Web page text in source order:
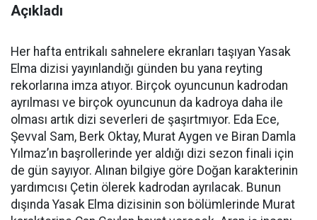
Açıkladı
Her hafta entrikalı sahnelere ekranları taşıyan Yasak
Elma dizisi yayınlandığı günden bu yana reyting
rekorlarına imza atıyor. Birçok oyuncunun kadrodan
ayrılması ve birçok oyuncunun da kadroya daha ile
olması artık dizi severleri de şaşırtmıyor. Eda Ece,
Şevval Sam, Berk Oktay, Murat Aygen ve Biran Damla
Yılmaz’ın başrollerinde yer aldığı dizi sezon finali için
de gün sayıyor. Alınan bilgiye göre Doğan karakterinin
yardımcısı Çetin ölerek kadrodan ayrılacak. Bunun
dışında Yasak Elma dizisinin son bölümlerinde Murat